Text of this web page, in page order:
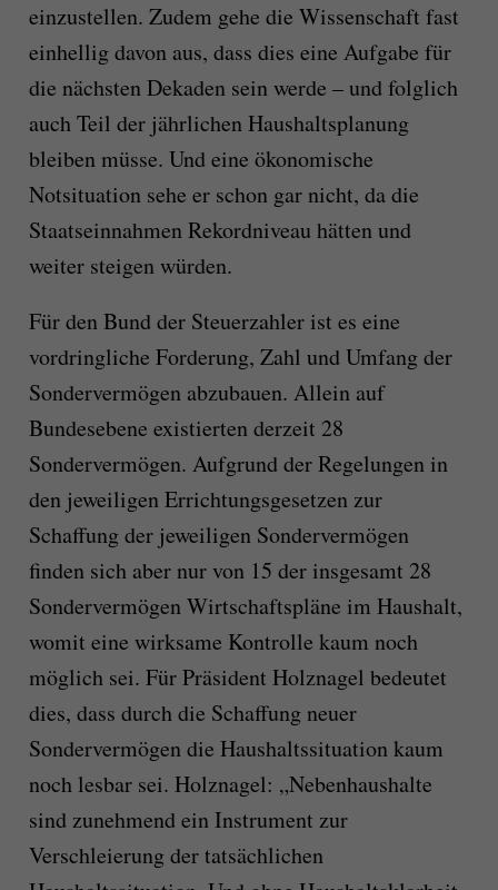
einzustellen. Zudem gehe die Wissenschaft fast
einhellig davon aus, dass dies eine Aufgabe für
die nächsten Dekaden sein werde – und folglich
auch Teil der jährlichen Haushaltsplanung
bleiben müsse. Und eine ökonomische
Notsituation sehe er schon gar nicht, da die
Staatseinnahmen Rekordniveau hätten und
weiter steigen würden.
Für den Bund der Steuerzahler ist es eine
vordringliche Forderung, Zahl und Umfang der
Sondervermögen abzubauen. Allein auf
Bundesebene existierten derzeit 28
Sondervermögen. Aufgrund der Regelungen in
den jeweiligen Errichtungsgesetzen zur
Schaffung der jeweiligen Sondervermögen
finden sich aber nur von 15 der insgesamt 28
Sondervermögen Wirtschaftspläne im Haushalt,
womit eine wirksame Kontrolle kaum noch
möglich sei. Für Präsident Holznagel bedeutet
dies, dass durch die Schaffung neuer
Sondervermögen die Haushaltssituation kaum
noch lesbar sei. Holznagel: „Nebenhaushalte
sind zunehmend ein Instrument zur
Verschleierung der tatsächlichen